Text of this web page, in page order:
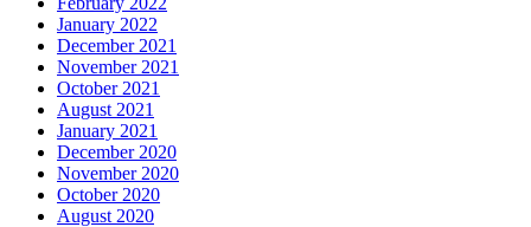
January 2022
December 2021
November 2021
October 2021
August 2021
January 2021
December 2020
November 2020
October 2020
August 2020